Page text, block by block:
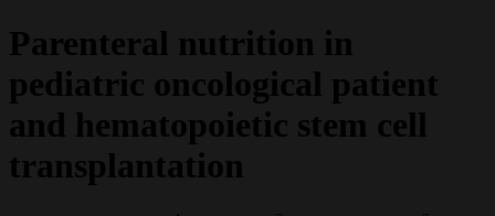
Parenteral nutrition in
pediatric oncological patient
and hematopoietic stem cell
transplantation